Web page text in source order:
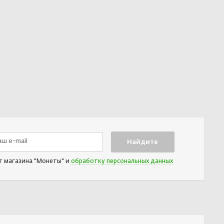
магазина "Монеты" и обработку персональных данных